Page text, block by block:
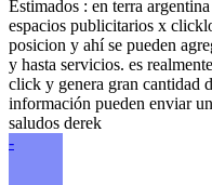
Estimados : en terra
espacios publicitarios x
posicion y ahí se pueden
y hasta servicios. es
click y genera gran cantidad
información pueden enviar
saludos derek
-